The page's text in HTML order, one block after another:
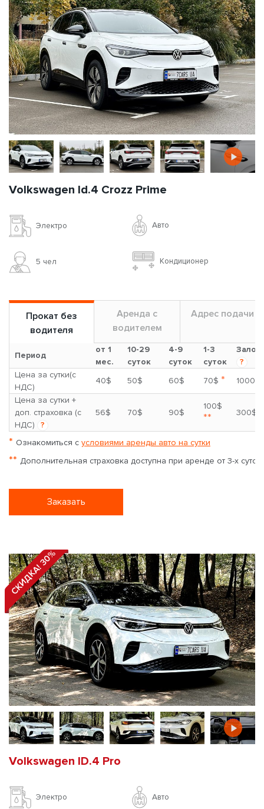
Volkswagen Id.4 Crozz Prime
Электро Авто
5 чел Кондиционер
Прокат без
водителя
Аренда с
водителем
Адрес подачи
Период
от 1
мес.
10-29
суток
4-9
суток
1-3
суток
Залог
?
Цена за сутки(с
НДС)
40$ 50$ 60$ 70$ *
1000$
Цена за сутки +
доп. страховка (с
НДС)
?
56$ 70$ 90$
100$
** 300$
* Ознакомиться с условиями аренды авто на сутки
** Дополнительная страховка доступна при аренде от 3-х суток
Заказать
СКИДКА! 30%
Volkswagen ID.4 Pro
Электро Авто